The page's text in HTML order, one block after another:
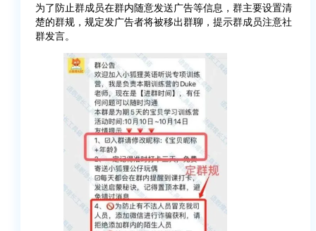
为了防止群成员在群内随意发送广告等信息，群主要设置清
楚的群规，规定发广告者将被移出群聊，提示群成员注意社
群发言。